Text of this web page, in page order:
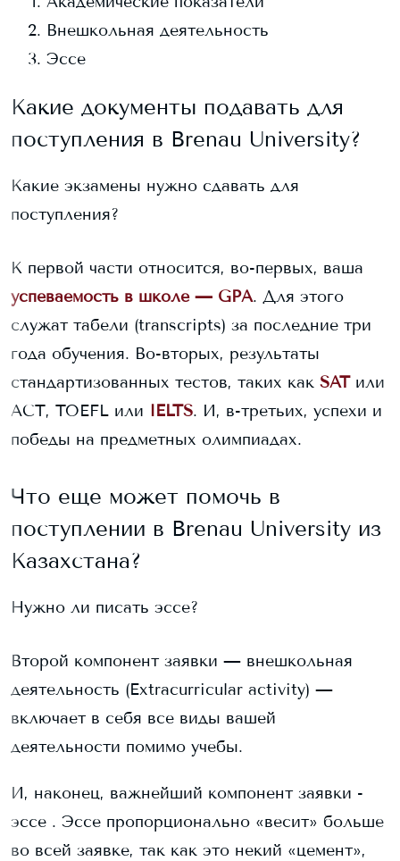
Внешкольная деятельность
Эссе
Какие документы подавать для
поступления в Brenau University?
Какие экзамены нужно сдавать для
поступления?
К первой части относится, во-первых, ваша
успеваемость в школе — GPA. Для этого
служат табели (transcripts) за последние три
года обучения. Во-вторых, результаты
стандартизованных тестов, таких как SAT или
ACT, TOEFL или IELTS. И, в-третьих, успехи и
победы на предметных олимпиадах.
Что еще может помочь в
поступлении в Brenau University из
Казахстана?
Нужно ли писать эссе?
Второй компонент заявки — внешкольная
деятельность (Extracurricular activity) —
включает в себя все виды вашей
деятельности помимо учебы.
И, наконец, важнейший компонент заявки -
эссе . Эссе пропорционально «весит» больше
во всей заявке, так как это некий «цемент»,